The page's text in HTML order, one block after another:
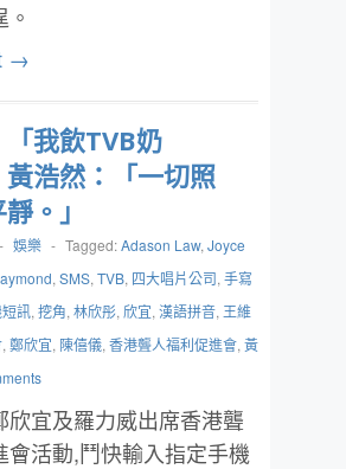
→
我飲TVB奶
浩然：「一切照
。」
- 娛樂 - Tagged:Adason Law, Joyce
, SMS, TVB, 四大唱片公司, 手寫
訊, 挖角, 林欣彤, 欣宜, 漢語拼音, 王維
, 鄭欣宜, 陳僖儀, 香港聾人福利促進會, 黃
欣宜及羅力威出席香港聾
會活動,鬥快輸入指定手機